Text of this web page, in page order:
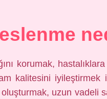
korumak,
kalitesini
oluşturmak, uzun vadeli